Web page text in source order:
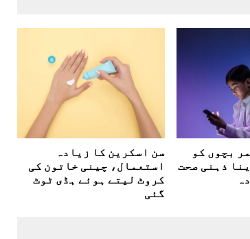
بچوں کو
ذہنی صحت
سن اسکرین کا زیادہ
استعمال، چینی خاتون کی
کروٹ لیتے ہوئے ہڈی ٹوٹ
گئی